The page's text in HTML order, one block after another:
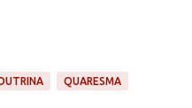
QUARESMA